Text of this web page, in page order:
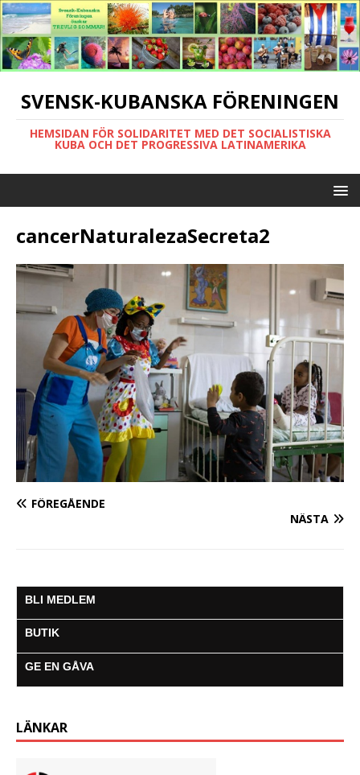
SVENSK-KUBANSKA FÖRENINGEN
HEMSIDAN FÖR SOLIDARITET MED DET SOCIALISTISKA
KUBA OCH DET PROGRESSIVA LATINAMERIKA
cancerNaturalezaSecreta2
FÖREGÅENDE
NÄSTA
BLI MEDLEM
BUTIK
GE EN GÅVA
LÄNKAR